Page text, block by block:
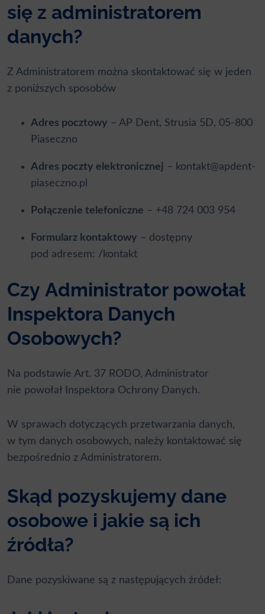
się z administratorem
danych?
Z Administratorem można skontaktować się w jeden
z poniższych sposobów
Adres pocztowy – AP Dent, Strusia 5D, 05-800
Piaseczno
Adres poczty elektronicznej – kontakt@apdent-
piaseczno.pl
Połączenie telefoniczne – +48 724 003 954
Formularz kontaktowy – dostępny
pod adresem: /kontakt
Czy Administrator powołał
Inspektora Danych
Osobowych?
Na podstawie Art. 37 RODO, Administrator
nie powołał Inspektora Ochrony Danych.
W sprawach dotyczących przetwarzania danych,
w tym danych osobowych, należy kontaktować się
bezpośrednio z Administratorem.
Skąd pozyskujemy dane
osobowe i jakie są ich
źródła?
Dane pozyskiwane są z następujących źródeł: